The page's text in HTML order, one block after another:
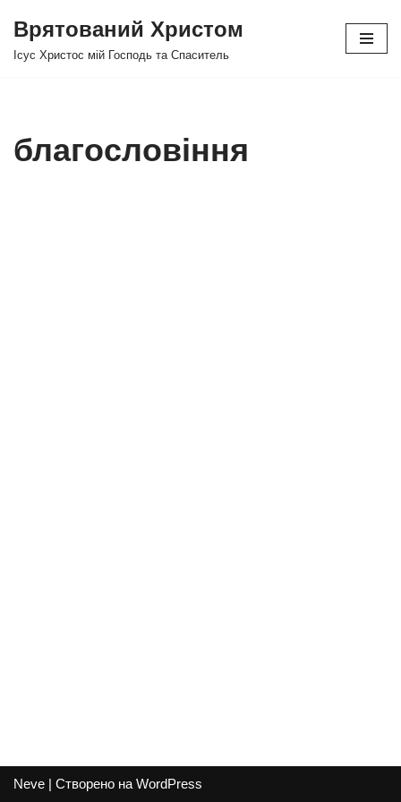
Перейти
Врятований Христом
Ісус Христос мій Господь та Спаситель
благословіння
Neve | Створено на WordPress